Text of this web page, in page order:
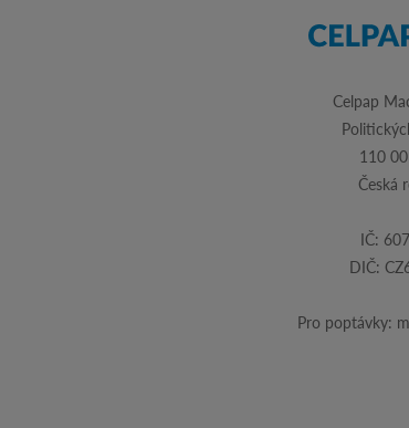
Celpap
110
Česká
IČ:
DIČ:
Pro poptávky: